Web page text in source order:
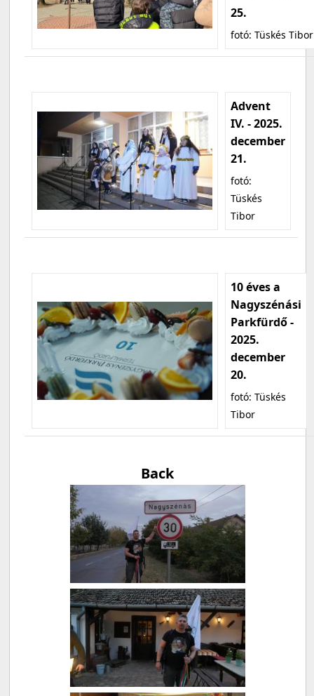
25.
fotó: Tüskés Tibor
Advent
IV. - 2025.
december
21.
fotó:
Tüskés
Tibor
10 éves a
Nagyszénási
Parkfürdő -
2025.
december
20.
fotó: Tüskés
Tibor
Back